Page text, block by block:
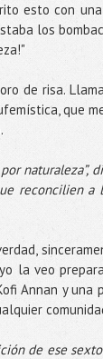
esto con
los
de risa.
que
naturaleza”,
reconcilien
la veo
Annan y una
de ese